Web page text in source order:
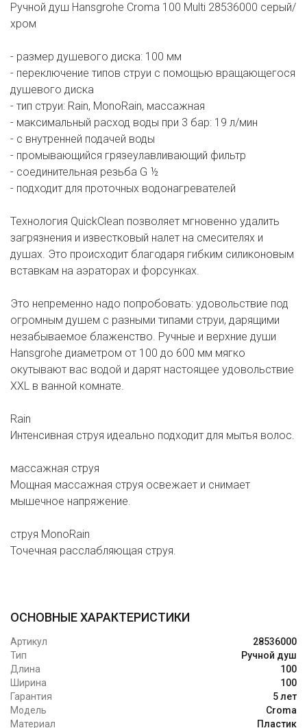
Ручной душ Hansgrohe Croma 100 Multi 28536000 серый/
хром
- размер душевого диска: 100 мм
- переключение типов струи с помощью вращающегося
душевого диска
- тип струи: Rain, MonoRain, массажная
- максимальный расход воды при 3 бар: 19 л/мин
- с внутренней подачей воды
- промывающийся грязеулавливающий фильтр
- соединительная резьба G ½
- подходит для проточных водонагревателей
Технология QuickClean позволяет мгновенно удалить
загрязнения и известковый налет на смесителях и
душах. Это происходит благодаря гибким силиконовым
вставкам на аэраторах и форсунках.
Это непременно надо попробовать: удовольствие под
огромным душем с разными типами струи, дарящими
незабываемое блаженство. Ручные и верхние души
Hansgrohe диаметром от 100 до 600 мм мягко
окутывают вас водой и дарят настоящее удовольствие
XXL в ванной комнате.
Rain
Интенсивная струя идеально подходит для мытья волос.
массажная струя
Мощная массажная струя освежает и снимает
мышечное напряжение.
струя MonoRain
Точечная расслабляющая струя.
ОСНОВНЫЕ ХАРАКТЕРИСТИКИ
Артикул
28536000
Тип
Ручной душ
Длина
100
Ширина
100
Гарантия
5 лет
Модель
Croma
Материал
Пластик